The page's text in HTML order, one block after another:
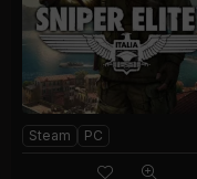
Steam PC